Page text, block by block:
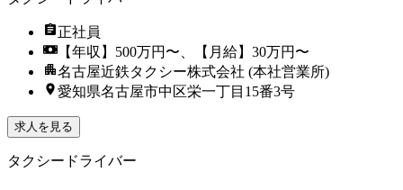
正社員
【年収】500万円〜、【月給】30万円〜
名古屋近鉄タクシー株式会社 (本社営業所)
愛知県名古屋市中区栄一丁目15番3号
求人を見る
タクシードライバー